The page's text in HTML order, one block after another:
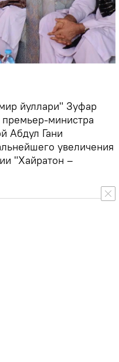
йуллари" Зуфар
министра
Абдул Гани
увеличения
"Хайратон –